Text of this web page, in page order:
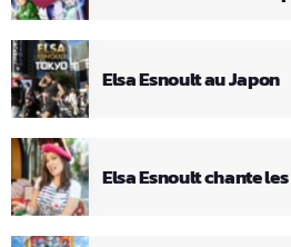
Elsa Esnoult au Japon
Elsa Esnoult chante